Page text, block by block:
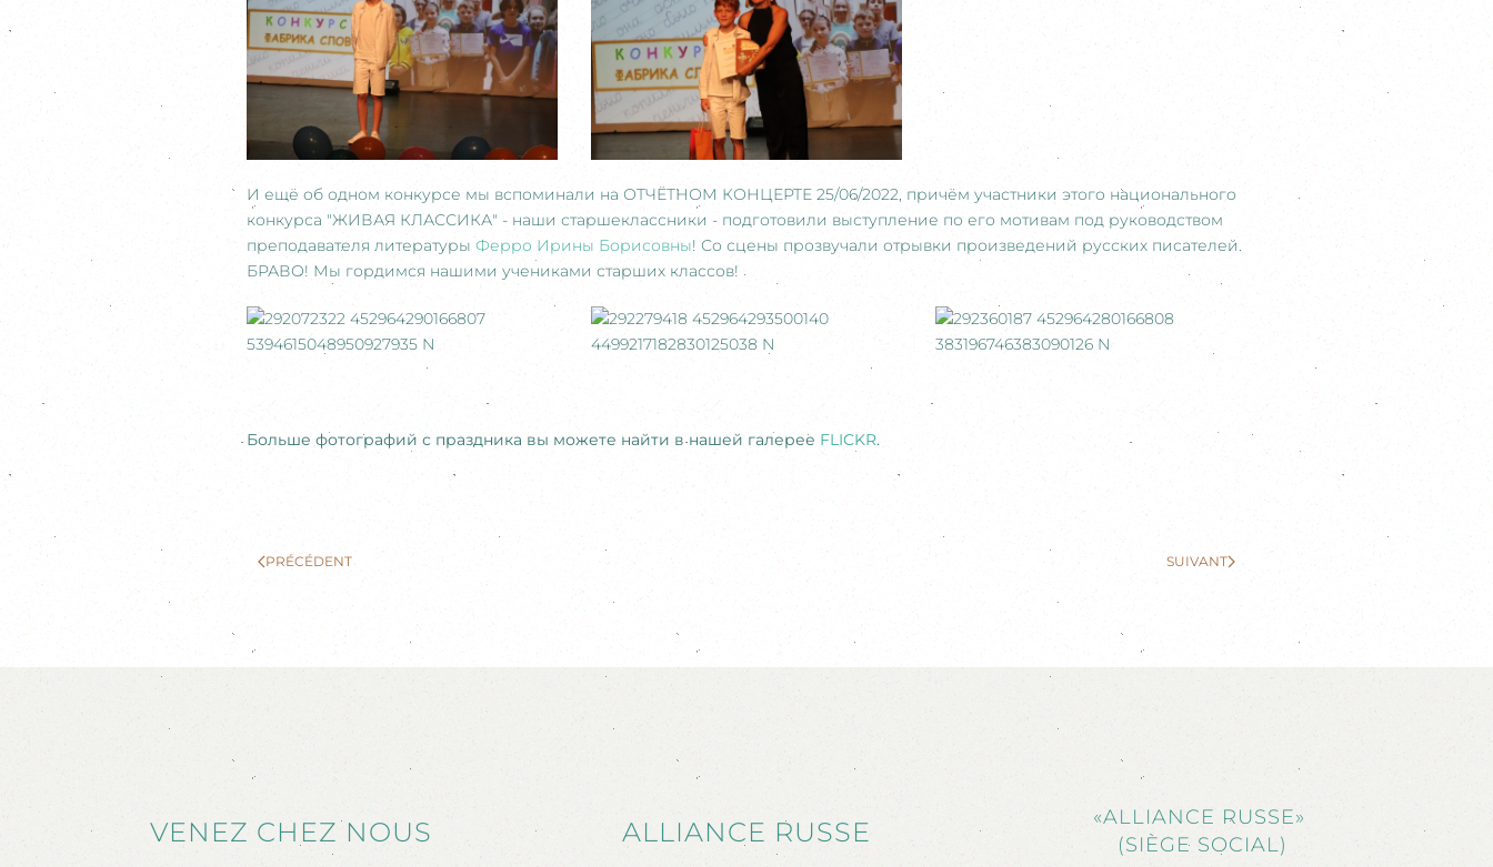
И ещё об одном конкурсе мы вспоминали на ОТЧЁТНОМ КОНЦЕРТЕ 25/06/2022, причём участники этого национального
конкурса "ЖИВАЯ КЛАССИКА" - наши старшеклассники - подготовили выступление по его мотивам под руководством
преподавателя литературы Ферро Ирины Борисовны! Со сцены прозвучали отрывки произведений русских писателей.
БРАВО! Мы гордимся нашими учениками старших классов!
Больше фотографий с праздника вы можете найти в нашей галерее FLICKR.
PRÉCÉDENT SUIVANT
VENEZ CHEZ NOUS ALLIANCE RUSSE
«ALLIANCE RUSSE»
(SIÈGE SOCIAL)